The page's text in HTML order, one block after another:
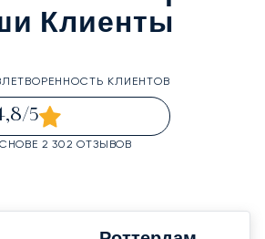
Клиенты
КЛИЕНТОВ
/5
2 302 ОТЗЫВОВ